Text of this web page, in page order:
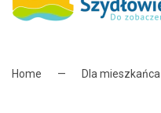
Home Dla mieszkańca